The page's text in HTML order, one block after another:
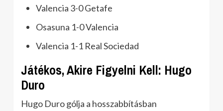
Valencia 3-0 Getafe
Osasuna 1-0 Valencia
Valencia 1-1 Real Sociedad
Játékos, Akire Figyelni Kell: Hugo
Duro
Hugo Duro gólja a hosszabbításban